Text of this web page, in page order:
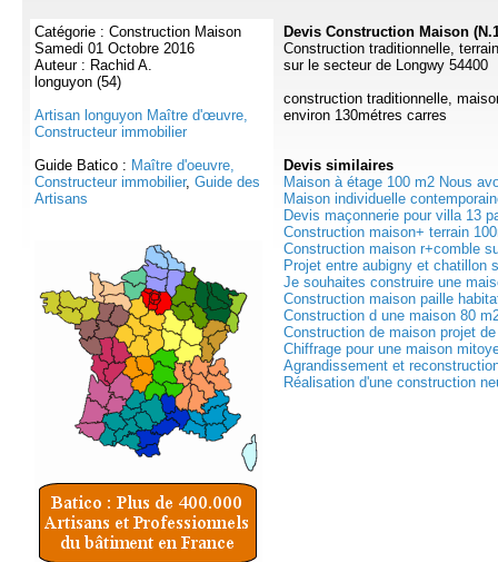
Catégorie : Construction Maison
Samedi 01 Octobre 2016
Auteur : Rachid A.
longuyon (54)
Artisan longuyon Maître d'œuvre,
Constructeur immobilier
Guide Batico : Maître d'oeuvre,
Constructeur immobilier, Guide des
Artisans
Devis Construction Maison
Construction traditionnelle,
sur le secteur de Longwy 54400
construction traditionnelle,
environ 130métres carres
Devis similaires
Maison à étage 100 m2 Nous
Maison individuelle
Devis maçonnerie pour villa 13
Construction maison+ terrain
Construction maison r+comble
Projet entre aubigny et chatillon
Je souhaites construire une
Construction maison paille
Construction d une maison 80
Construction de maison projet
Chiffrage pour une maison
Agrandissement et
Réalisation d'une construction